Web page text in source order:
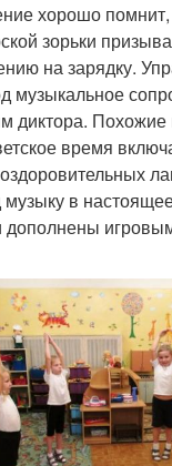
хорошо помнит,
зорьки
на зарядку.
музыкальное
диктора. Похожие
время
в
дополнены